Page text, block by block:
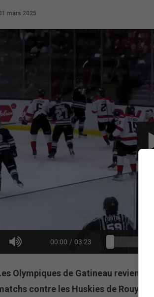
mars 2025
00:00 / 03:23
Olympiques de Gatineau
contre les Huskies de Rouyn-